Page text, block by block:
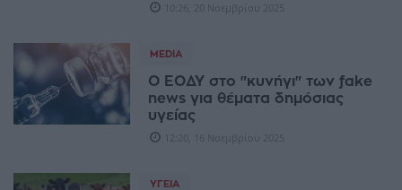
10:26, 20 Νοεμβρίου 2025
MEDIA
Ο ΕΟΔΥ στο "κυνήγι" των fake
news για θέματα δημόσιας
υγείας
12:20, 16 Νοεμβρίου 2025
ΥΓΕΊΑ